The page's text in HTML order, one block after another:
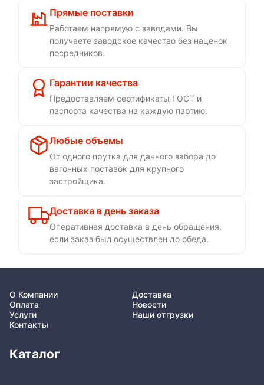
Прямые поставки
Работаем напрямую с заводами. Вы
получаете заводское качество без наценок
посредников.
Гарантии качества
Предоставляем сертификаты ГОСТ и
паспорта качества на каждую партию.
Любые объемы
От одного прутка для дачного забора до
вагонных поставок для крупного
застройщика.
Доставка в день заказа
Оперативная доставка в день обращения,
если заказ был осуществлен до обеда.
О Компании
Доставка
Оплата
Новости
Услуги
Наши отгрузки
Контакты
Каталог